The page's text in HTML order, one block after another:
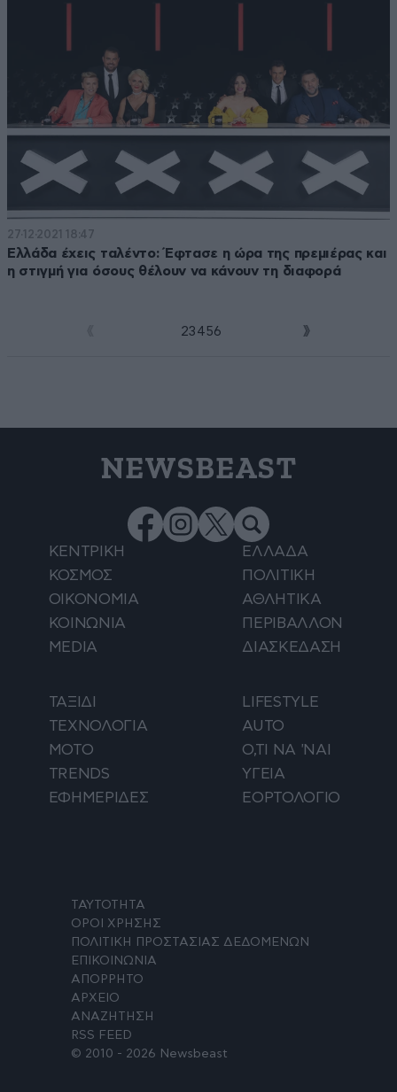
27·12·2021 18:47
Ελλάδα έχεις ταλέντο: Έφτασε η ώρα της πρεμιέρας και
η στιγμή για όσους θέλουν να κάνουν τη διαφορά
23 4 56
NEWSBEAST
ΚΕΝΤΡΙΚΗ
ΕΛΛΑΔΑ
ΚΟΣΜΟΣ
ΠΟΛΙΤΙΚΗ
ΟΙΚΟΝΟΜΙΑ
ΑΘΛΗΤΙΚΑ
ΚΟΙΝΩΝΙΑ
ΠΕΡΙΒΑΛΛΟΝ
MEDIA
ΔΙΑΣΚΕΔΑΣΗ
ΤΑΞΙΔΙ
LIFESTYLE
ΤΕΧΝΟΛΟΓΙΑ
AUTO
ΜΟΤΟ
Ο,ΤΙ ΝΑ 'ΝΑΙ
TRENDS
ΥΓΕΙΑ
ΕΦΗΜΕΡΙΔΕΣ
ΕΟΡΤΟΛΟΓΙΟ
ΤΑΥΤΟΤΗΤΑ
ΟΡΟΙ ΧΡΗΣΗΣ
ΠΟΛΙΤΙΚΗ ΠΡΟΣΤΑΣΙΑΣ ΔΕΔΟΜΕΝΩΝ
ΕΠΙΚΟΙΝΩΝΙΑ
ΑΠΟΡΡΗΤΟ
ΑΡΧΕΙΟ
ΑΝΑΖΗΤΗΣΗ
RSS FEED
© 2010 - 2026 Newsbeast